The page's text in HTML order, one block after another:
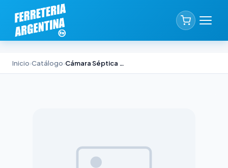
Inicio›Catálogo› Cámara Séptica Premol para 6 Personas 80x100H cm 309kg